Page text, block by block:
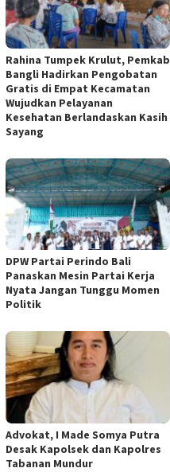
Rahina Tumpek Krulut, Pemkab
Bangli Hadirkan Pengobatan
Gratis di Empat Kecamatan
Wujudkan Pelayanan
Kesehatan Berlandaskan Kasih
Sayang
DPW Partai Perindo Bali
Panaskan Mesin Partai Kerja
Nyata Jangan Tunggu Momen
Politik
Advokat, I Made Somya Putra
Desak Kapolsek dan Kapolres
Tabanan Mundur